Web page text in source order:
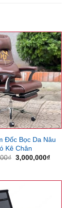
Đốc Bọc Da Nâu
Kê Chân
₫ Giá
3,000,000₫Giá